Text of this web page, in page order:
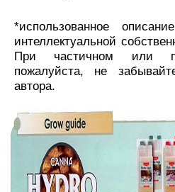
*использованное
интеллектуальной
При частичном или
пожалуйста, не
автора.